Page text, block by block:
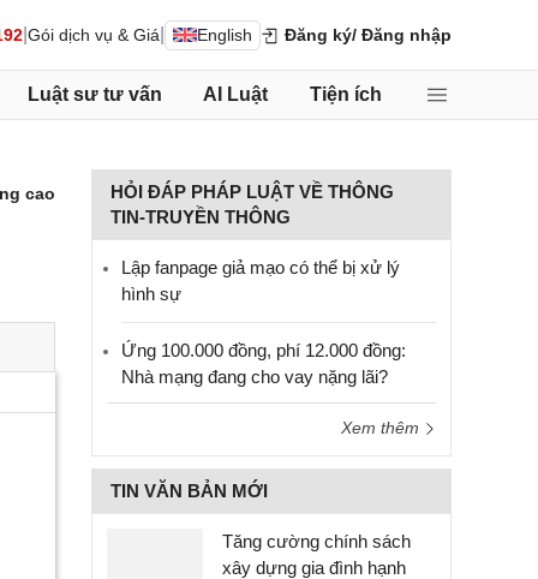
Gói dịch vụ & Giá English Đăng ký/ Đăng nhập
Luật sư tư vấn AI Luật Tiện ích
cao
HỎI ĐÁP PHÁP LUẬT VỀ THÔNG
TIN-TRUYỀN THÔNG
Lập fanpage giả mạo có thể bị xử lý
hình sự
Ứng 100.000 đồng, phí 12.000 đồng:
Nhà mạng đang cho vay nặng lãi?
Xem thêm
TIN VĂN BẢN MỚI
Tăng cường chính sách
xây dựng gia đình hạnh